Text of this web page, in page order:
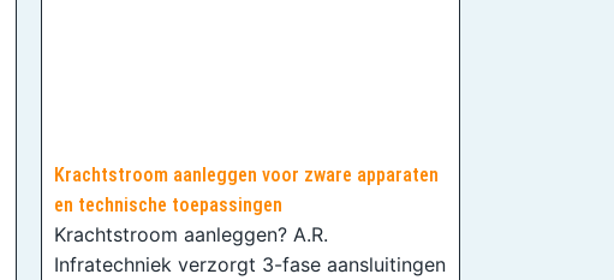
Krachtstroom aanleggen voor zware apparaten
en technische toepassingen
Krachtstroom aanleggen? A.R.
Infratechniek verzorgt 3-fase aansluitingen